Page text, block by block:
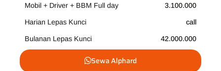
Mobil + Driver + BBM Full day 3.100.000
Harian Lepas Kunci call
Bulanan Lepas Kunci 42.000.000
Sewa Alphard